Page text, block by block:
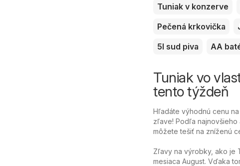
Tuniak v konzerve
Pečená krkovička
5l sud piva
AA
Tuniak vo
tento týždeň
Hľadáte výhodnú cenu
zľave! Podľa
môžete tešiť na zníženú
Zľavy na výrobky, ako je
mesiaca August. Vďaka